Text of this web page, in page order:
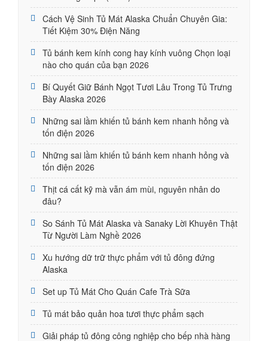
Cách Vệ Sinh Tủ Mát Alaska Chuẩn Chuyên Gia:
Tiết Kiệm 30% Điện Năng
Tủ bánh kem kính cong hay kính vuông Chọn loại
nào cho quán của bạn 2026
Bí Quyết Giữ Bánh Ngọt Tươi Lâu Trong Tủ Trưng
Bày Alaska 2026
Những sai lầm khiến tủ bánh kem nhanh hỏng và
tốn điện 2026
Những sai lầm khiến tủ bánh kem nhanh hỏng và
tốn điện 2026
Thịt cá cất kỹ mà vẫn ám mùi, nguyên nhân do
đâu?
So Sánh Tủ Mát Alaska và Sanaky Lời Khuyên Thật
Từ Người Làm Nghề 2026
Xu hướng dữ trữ thực phẩm với tủ đông đứng
Alaska
Set up Tủ Mát Cho Quán Cafe Trà Sữa
Tủ mát bảo quản hoa tươi thực phẩm sạch
Giải pháp tủ đông công nghiệp cho bếp nhà hàng